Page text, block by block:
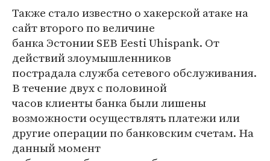
Также стало известно о хакерской атаке на
сайт второго по величине
банка Эстонии SEB Eesti Uhispank. От
действий злоумышленников
пострадала служба сетевого обслуживания.
В течение двух с половиной
часов клиенты банка были лишены
возможности осуществлять платежи или
другие операции по банковским счетам. На
данный момент